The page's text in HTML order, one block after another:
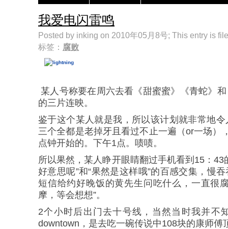
我爱电闪雷鸣
Posted by inking on 2010年05月8号; This entry is
标签： 腐败
某人号称要在周六去看《甜蜜蜜》《青蛇》
的三片连映。
鉴于这个某人就是我，所以该计划就非常地
三个全都是老掉牙且看过不止一遍（or一场）
点钟开始的。下午1点。啧啧。
所以果然，某人睁开眼睛翻过手机看到15：43
好意思呢”和“果然是这样哦”的百感交集，慢
短信给约好晚饭的黄先生问吃什么，一直很
摩，等会想想”。
2个小时后出门去十号线，当然当时我并不
downtown，是去吃一碗传说中108块的康师傅